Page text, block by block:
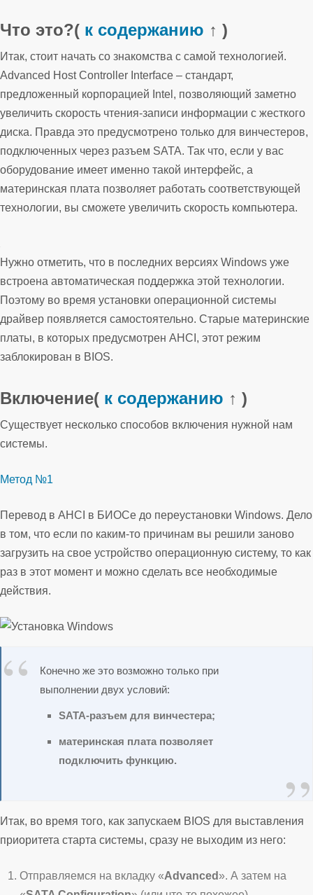
Что это?( к содержанию ↑ )
Итак, стоит начать со знакомства с самой технологией.
Advanced Host Controller Interface – стандарт,
предложенный корпорацией Intel, позволяющий заметно
увеличить скорость чтения-записи информации с жесткого
диска. Правда это предусмотрено только для винчестеров,
подключенных через разъем SATA. Так что, если у вас
оборудование имеет именно такой интерфейс, а
материнская плата позволяет работать соответствующей
технологии, вы сможете увеличить скорость компьютера.
Нужно отметить, что в последних версиях Windows уже
встроена автоматическая поддержка этой технологии.
Поэтому во время установки операционной системы
драйвер появляется самостоятельно. Старые материнские
платы, в которых предусмотрен AHCI, этот режим
заблокирован в BIOS.
Включение( к содержанию ↑ )
Существует несколько способов включения нужной нам
системы.
Метод №1
Перевод в AHCI в БИОСе до переустановки Windows. Дело
в том, что если по каким-то причинам вы решили заново
загрузить на свое устройство операционную систему, то как
раз в этот момент и можно сделать все необходимые
действия.
Конечно же это возможно только при
выполнении двух условий:
SATA-разъем для винчестера;
материнская плата позволяет
подключить функцию.
Итак, во время того, как запускаем BIOS для выставления
приоритета старта системы, сразу не выходим из него:
Отправляемся на вкладку «Advanced ». А затем на